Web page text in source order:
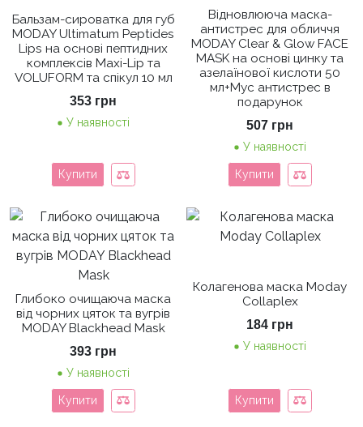
Бальзам-сироватка для губ
MODAY Ultimatum Peptides
Lips на основі пептидних
комплексів Maxi-Lip та
VOLUFORM та спікул 10 мл
353 грн
У наявності
Купити
Відновлююча маска-
антистрес для обличчя
MODAY Clear & Glow FACE
MASK на основі цинку та
азелаїнової кислоти 50
мл+Мус антистрес в
подарунок
507 грн
У наявності
Купити
Глибоко очищаюча маска
від чорних цяток та вугрів
MODAY Blackhead Mask
393 грн
У наявності
Купити
Колагенова маска Moday
Collaplex
184 грн
У наявності
Купити